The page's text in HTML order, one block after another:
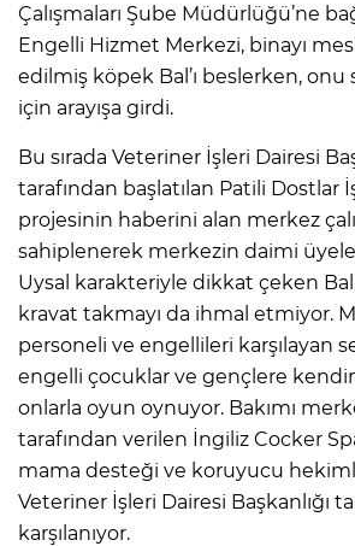
Çalışmaları Şube Müdürlüğü’ne
Engelli Hizmet Merkezi, binayı
edilmiş köpek Bal’ı beslerken,
için arayışa girdi.
Bu sırada Veteriner İşleri Dairesi
tarafından başlatılan Patili Dostlar
projesinin haberini alan merkez
sahiplenerek merkezin daimi
Uysal karakteriyle dikkat çeken Bal,
kravat takmayı da ihmal etmiyor.
personeli ve engellileri karşılayan
engelli çocuklar ve gençlere
onlarla oyun oynuyor. Bakımı
tarafından verilen İngiliz Cocker
mama desteği ve koruyucu
Veteriner İşleri Dairesi Başkanlığı
karşılanıyor.